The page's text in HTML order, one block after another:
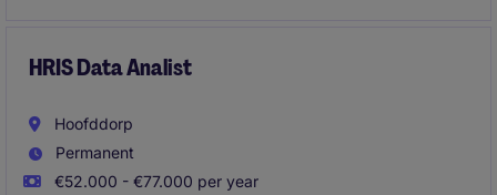
HRIS Data Analist
Hoofddorp
Permanent
€52.000 - €77.000 per year